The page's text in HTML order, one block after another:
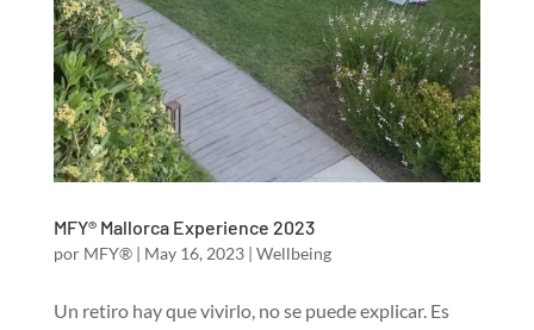
MFY® Mallorca Experience 2023
por MFY®| May 16, 2023| Wellbeing
Un retiro hay que vivirlo, no se puede explicar. Es